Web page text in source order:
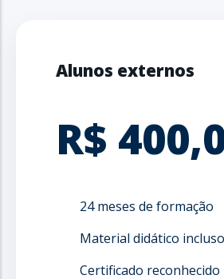
Alunos externos
R$
24 meses de formação
Material didático incluso
Certificado reconhecido